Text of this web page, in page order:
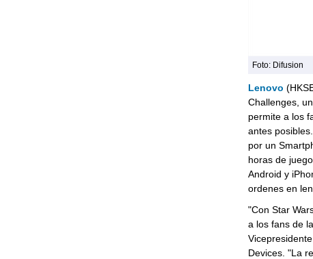
Foto: Difusion
Lenovo
Challenges,
permite a los
antes
por un
horas de
Android y
ordenes en
"Con Star
a los fans de
Devices. "La